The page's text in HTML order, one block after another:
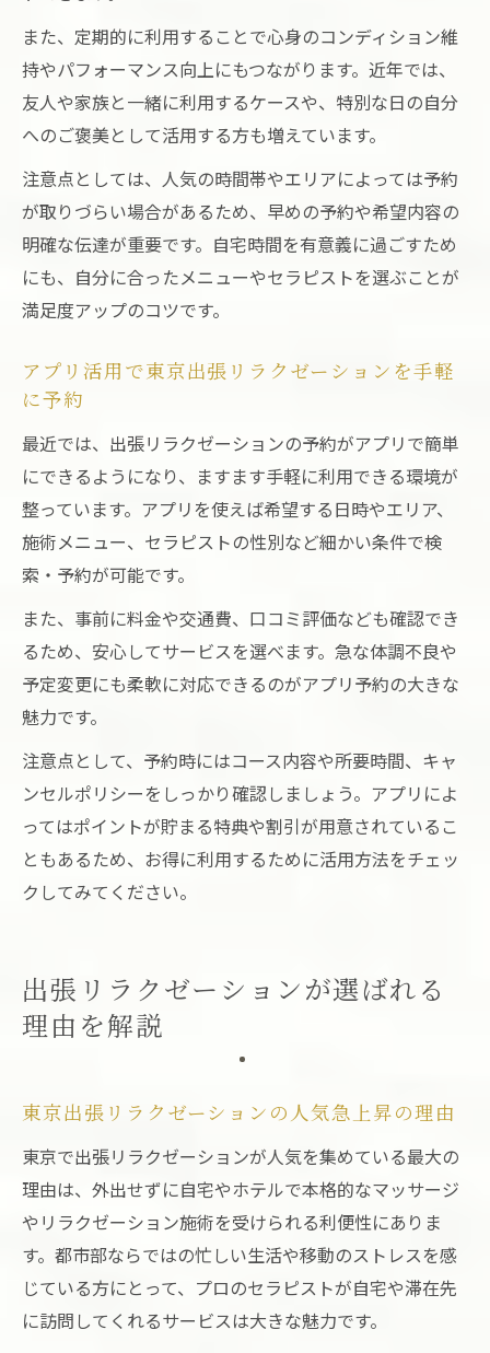
また、定期的に利用することで心身のコンディション維
持やパフォーマンス向上にもつながります。近年では、
友人や家族と一緒に利用するケースや、特別な日の自分
へのご褒美として活用する方も増えています。
注意点としては、人気の時間帯やエリアによっては予約
が取りづらい場合があるため、早めの予約や希望内容の
明確な伝達が重要です。自宅時間を有意義に過ごすため
にも、自分に合ったメニューやセラピストを選ぶことが
満足度アップのコツです。
アプリ活用で東京出張リラクゼーションを手軽
に予約
最近では、出張リラクゼーションの予約がアプリで簡単
にできるようになり、ますます手軽に利用できる環境が
整っています。アプリを使えば希望する日時やエリア、
施術メニュー、セラピストの性別など細かい条件で検
索・予約が可能です。
また、事前に料金や交通費、口コミ評価なども確認でき
るため、安心してサービスを選べます。急な体調不良や
予定変更にも柔軟に対応できるのがアプリ予約の大きな
魅力です。
注意点として、予約時にはコース内容や所要時間、キャ
ンセルポリシーをしっかり確認しましょう。アプリによ
ってはポイントが貯まる特典や割引が用意されているこ
ともあるため、お得に利用するために活用方法をチェッ
クしてみてください。
出張リラクゼーションが選ばれる
理由を解説
東京出張リラクゼーションの人気急上昇の理由
東京で出張リラクゼーションが人気を集めている最大の
理由は、外出せずに自宅やホテルで本格的なマッサージ
やリラクゼーション施術を受けられる利便性にありま
す。都市部ならではの忙しい生活や移動のストレスを感
じている方にとって、プロのセラピストが自宅や滞在先
に訪問してくれるサービスは大きな魅力です。